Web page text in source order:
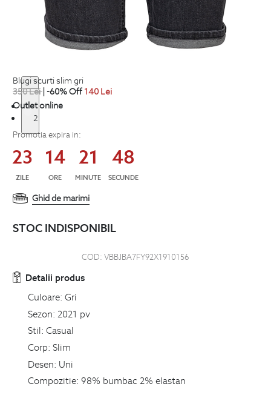
1
2
blugi scurti slim gri
350Lei| -60% Off 140 Lei
Outlet online
Promotia expira in:
23
ZILE
14
ORE
21
MINUTE
48
SECUNDE
Ghid de marimi
STOC INDISPONIBIL
COD: VBBJBA7FY92X1910156
Detalii produs
Culoare: Gri
Sezon: 2021 pv
Stil: Casual
Corp: Slim
Desen: Uni
Compozitie: 98% bumbac 2% elastan